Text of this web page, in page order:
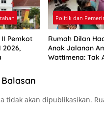
II Pemkot
2026,
Politik dan
Rumah Dilan
Anak Jalanan
Wattimena: Tak
tidak akan dipublikasikan.